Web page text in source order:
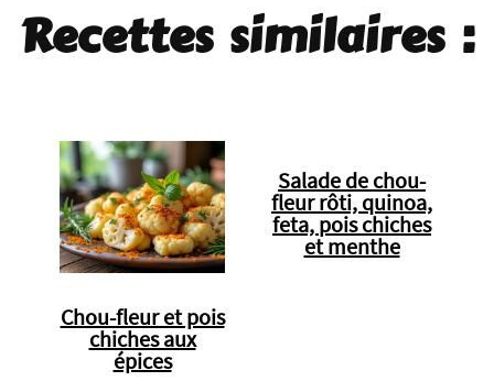
Recettes similaires :
Chou-fleur et pois
chiches aux
épices
Salade de chou-
fleur rôti, quinoa,
feta, pois chiches
et menthe